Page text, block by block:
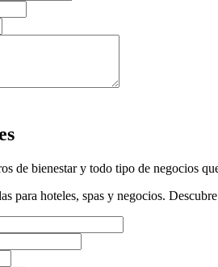
de bienestar y todo tipo de negocios
para hoteles, spas y negocios.